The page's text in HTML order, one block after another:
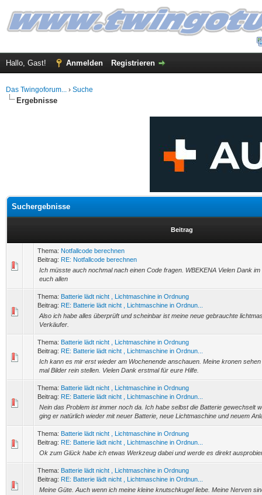
Hallo, Gast! Anmelden Registrieren
Das Twingoforum... › Suche
Ergebnisse
Suchergebnisse
Beitrag
Thema: Notfallcode berechnen
Beitrag: RE: Notfallcode berechnen
Ich müsste auch nochmal nach einen Code fragen. WBEKENA Vielen Dank
euch allen
Thema: Batterie lädt nicht , Lichtmaschine in Ordnung
Beitrag: RE: Batterie lädt nicht , Lichtmaschine in Ordnun...
Also ich habe alles überprüft und scheinbar ist meine neue gebrauchte
Verkäufer.
Thema: Batterie lädt nicht , Lichtmaschine in Ordnung
Beitrag: RE: Batterie lädt nicht , Lichtmaschine in Ordnun...
Ich kann es mir erst wieder am Wochenende anschauen. Meine kronen
mal Bilder rein stellen. Vielen Dank erstmal für eure Hilfe.
Thema: Batterie lädt nicht , Lichtmaschine in Ordnung
Beitrag: RE: Batterie lädt nicht , Lichtmaschine in Ordnun...
Nein das Problem ist immer noch da. Ich habe selbst die Batterie gewechselt
ging er natürlich wieder mit neuer Batterie, neue Lichtmaschine und neuem
Thema: Batterie lädt nicht , Lichtmaschine in Ordnung
Beitrag: RE: Batterie lädt nicht , Lichtmaschine in Ordnun...
Ok zum Glück habe ich etwas Werkzeug dabei und werde es direkt
Thema: Batterie lädt nicht , Lichtmaschine in Ordnung
Beitrag: RE: Batterie lädt nicht , Lichtmaschine in Ordnun...
Meine Güte. Auch wenn ich meine kleine knutschkugel liebe. Meine Nerven